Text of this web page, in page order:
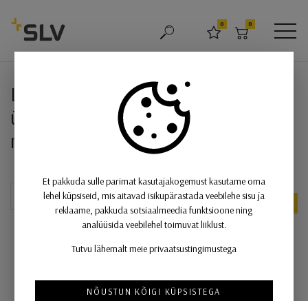
OTSING LEMMIKUD
0
OSTUKORV
0
LIGHT EYE® 2.0, 1~ spot,
LIGHT EYE® 2.0, 1~ spot, FAAS,
ümmargune, 2700K, 11W, 30°, valge /
must
Et pakkuda sulle parimat kasutajakogemust kasutame oma
lehel küpsiseid, mis aitavad isikupärastada veebilehe sisu ja
reklaame, pakkuda sotsiaalmeedia funktsioone ning
analüüsida veebilehel toimuvat liiklust.
Tutvu lähemalt meie privaatsustingimustega
NÕUSTUN KÕIGI KÜPSISTEGA